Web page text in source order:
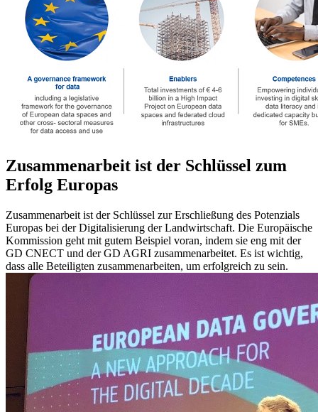
Zusammenarbeit ist der Schlüssel zum
Erfolg Europas
Zusammenarbeit ist der Schlüssel zur Erschließung des Potenzials
Europas bei derDigitalisierung der Landwirtschaft. Die Europäische
Kommission geht mit gutem Beispiel voran, indem sie eng mit der
GD CNECT und der GD AGRI zusammenarbeitet. Es ist wichtig,
dass alle Beteiligten zusammenarbeiten, um erfolgreich zu sein.